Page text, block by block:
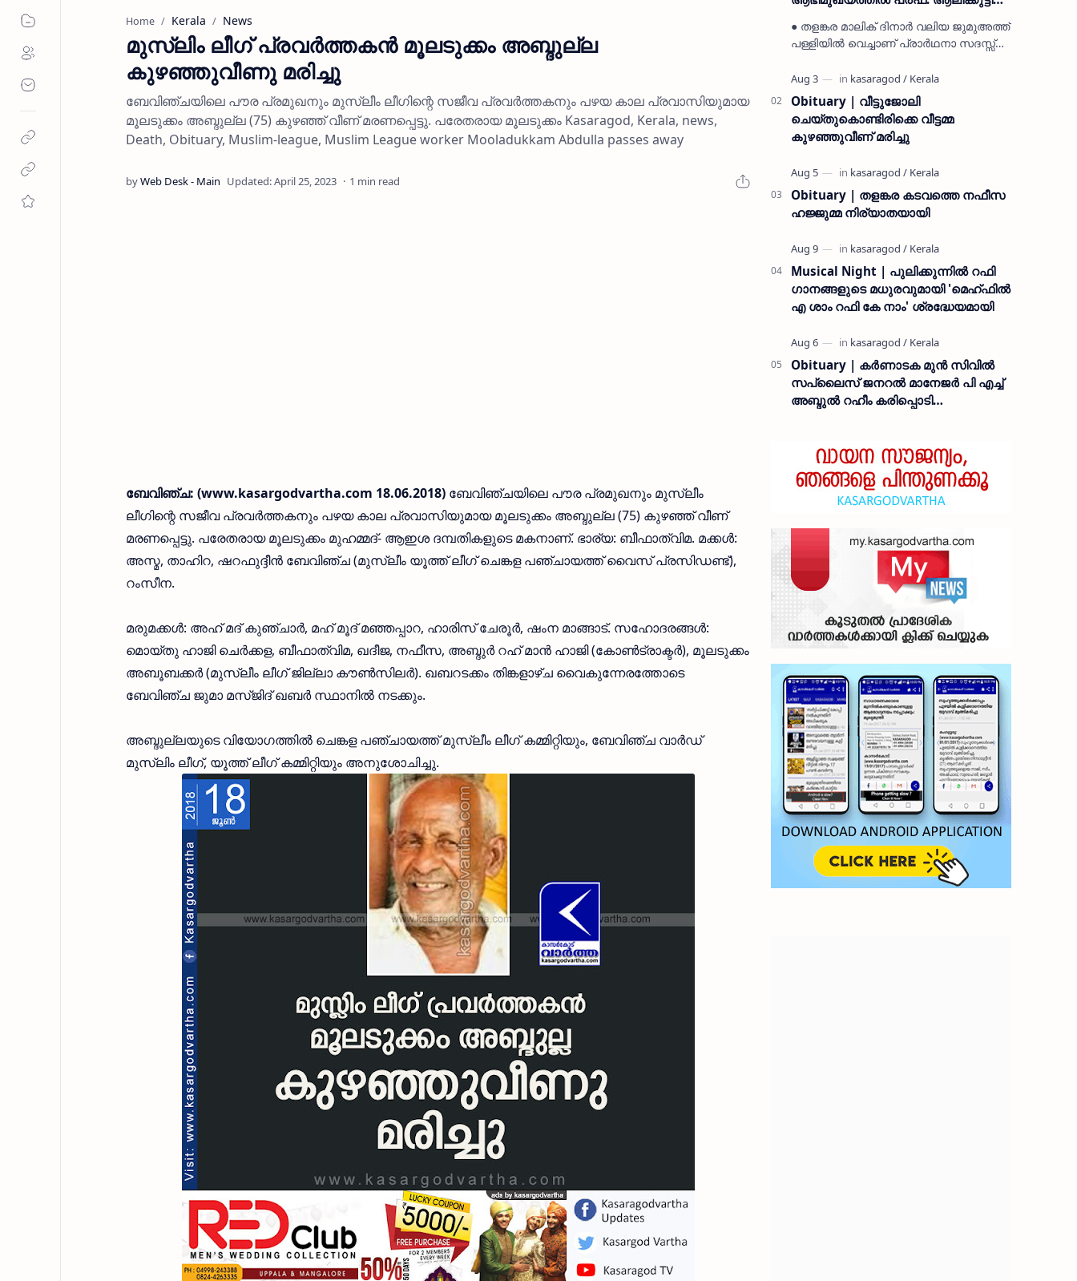
Home Kerala News
മുസ്ലിം ലീഗ് പ്രവര്‍ത്തകന്‍ മൂലടുക്കം അബ്ദുല്ല
കുഴഞ്ഞുവീണു മരിച്ചു
ബേവിഞ്ചയിലെ പൗര പ്രമുഖനും മുസ്ലീം ലീഗിന്റെ സജീവ പ്രവര്‍ത്തകനും പഴയ കാല പ്രവാസിയുമായ
മൂലടുക്കം അബ്ദുല്ല (75) കുഴഞ്ഞ് വീണ് മരണപ്പെട്ടു. പരേതരായ മൂലടുക്കം Kasaragod, Kerala, news,
Death, Obituary, Muslim-league, Muslim League worker Mooladukkam Abdulla passes away
1 min read
ബേവിഞ്ച: (www.kasargodvartha.com 18.06.2018) ബേവിഞ്ചയിലെ പൗര പ്രമുഖനും മുസ്ലീം
ലീഗിന്റെ സജീവ പ്രവര്‍ത്തകനും പഴയ കാല പ്രവാസിയുമായ മൂലടുക്കം അബ്ദുല്ല (75) കുഴഞ്ഞ് വീണ്
മരണപ്പെട്ടു. പരേതരായ മൂലടുക്കം മുഹമ്മദ്- ആഇശ ദമ്പതികളുടെ മകനാണ്. ഭാര്യ: ബീഫാത്വിമ. മക്കള്‍:
അസ്മ, താഹിറ, ഷറഫുദ്ദീന്‍ ബേവിഞ്ച (മുസ്ലീം യൂത്ത് ലീഗ് ചെങ്കള പഞ്ചായത്ത് വൈസ് പ്രസിഡണ്ട്),
റംസീന.
മരുമക്കള്‍: അഹ് മദ് കുഞ്ചാര്‍, മഹ് മൂദ് മഞ്ഞപ്പാറ, ഹാരിസ് ചേരൂര്‍, ഷംന മാങ്ങാട്. സഹോദരങ്ങള്‍:
മൊയ്തു ഹാജി ചെര്‍ക്കള, ബീഫാത്വിമ, ഖദീജ, നഫീസ, അബ്ദുര്‍ റഹ് മാന്‍ ഹാജി (കോണ്‍ട്രാക്ടര്‍), മൂലടുക്കം
അബൂബക്കര്‍ (മുസ്ലീം ലീഗ് ജില്ലാ കൗണ്‍സിലര്‍). ഖബറടക്കം തിങ്കളാഴ്ച വൈകുന്നേരത്തോടെ
ബേവിഞ്ച ജുമാ മസ്ജിദ് ഖബര്‍ സ്ഥാനില്‍ നടക്കും.
അബ്ദുല്ലയുടെ വിയോഗത്തില്‍ ചെങ്കള പഞ്ചായത്ത് മുസ്ലീം ലീഗ് കമ്മിറ്റിയും, ബേവിഞ്ച വാര്‍ഡ്
മുസ്ലിം ലീഗ്, യൂത്ത് ലീഗ് കമ്മിറ്റിയും അനുശോചിച്ചു.
മുസ്ലിയാർ അനുസ്മരണം നടത്തി
● തളങ്കര മാലിക് ദിനാർ വലിയ ജുമുഅത്ത്
പള്ളിയിൽ വെച്ചാണ് പ്രാർഥനാ സദസ്സ്
ഉമർ മുസ്ലിയാർ പരിപാടിക്ക് നേതൃത്വം
നൽകി കാസ…
Obituary | വീട്ടുജോലി
ചെയ്തുകൊണ്ടിരിക്കെ വീട്ടമ്മ
കുഴഞ്ഞുവീണ് മരിച്ചു
Obituary | തളങ്കര കടവത്തെ നഫീസ
ഹജ്ജുമ്മ നിര്യാതയായി
Musical Night | പുലിക്കുന്നിൽ റഫി
ഗാനങ്ങളുടെ മധുരവുമായി 'മെഹ്ഫിൽ
എ ശാം റഫി കേ നാം' ശ്രദ്ധേയമായി
Obituary | കർണാടക മുൻ സിവില്‍
സപ്ലൈസ് ജനറൽ മാനേജർ പി എച്ച്
അബ്ദുൽ റഹീം കരിപ്പൊടി